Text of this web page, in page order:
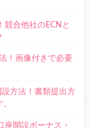
合他社のECNと
！画像付きで必要
設方法！書類提出方
座開設ボーナス・